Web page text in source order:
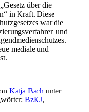
über die
in Kraft. Diese
war die
und
mediale und
Katja Bach unter
BzKJ,